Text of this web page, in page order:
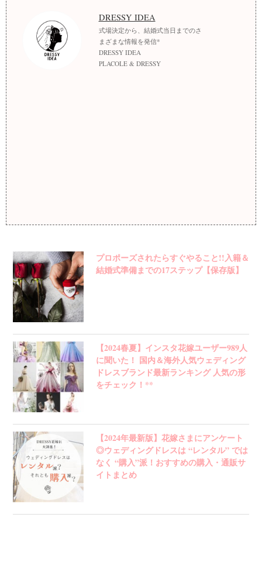
DRESSY IDEA
式場決定から、結婚式当日までのさ
まざまな情報を発信*
DRESSY IDEA
PLACOLE & DRESSY
プロポーズされたらすぐやること!!入籍＆
結婚式準備までの17ステップ【保存版】
【2024春夏】インスタ花嫁ユーザー989人
に聞いた！ 国内＆海外人気ウェディング
ドレスブランド最新ランキング 人気の形
をチェック！**
【2024年最新版】花嫁さまにアンケート
◎ウェディングドレスは “レンタル” では
なく “購入”派！おすすめの購入・通販サ
イトまとめ